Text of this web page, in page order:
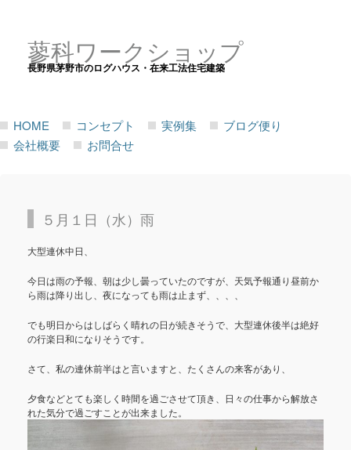
蓼科ワークショップ
長野県茅野市のログハウス・在来工法住宅建築
HOME コンセプト 実例集
ブログ便り
会社概要
お問合せ
５月１日（水）雨
大型連休中日、
今日は雨の予報、朝は少し曇っていたのですが、天気予報通り昼前か
ら雨は降り出し、夜になっても雨は止まず、、、、
でも明日からはしばらく晴れの日が続きそうで、大型連休後半は絶好
の行楽日和になりそうです。
さて、私の連休前半はと言いますと、たくさんの来客があり、
夕食などとても楽しく時間を過ごさせて頂き、日々の仕事から解放さ
れた気分で過ごすことが出来ました。